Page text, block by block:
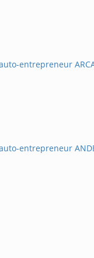
entrepreneur
entrepreneur